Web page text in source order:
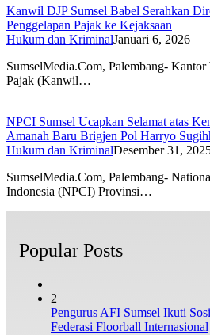
Kanwil DJP Sumsel Babel Serahkan
Penggelapan Pajak ke Kejaksaan
Hukum dan KriminalJanuari 6, 2026
SumselMedia.Com, Palembang-
Pajak (Kanwil…
NPCI Sumsel Ucapkan Selamat atas
Amanah Baru Brigjen Pol Harryo
Hukum dan KriminalDesember 31,
SumselMedia.Com, Palembang-
Indonesia (NPCI) Provinsi…
Popular Posts
2
Pengurus AFI Sumsel Ikuti
Federasi Floorball Internasional